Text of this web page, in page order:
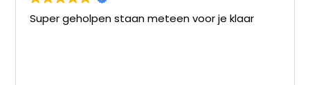
Super geholpen staan meteen voor je klaar